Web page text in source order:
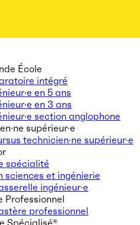
École
intégré
en 5 ans
en 3 ans
section anglophone
supérieur·e
technicien·ne supérieur·e
spécialité
sciences et ingénierie
ingénieur·e
Professionnel
professionnel
Spécialisé®